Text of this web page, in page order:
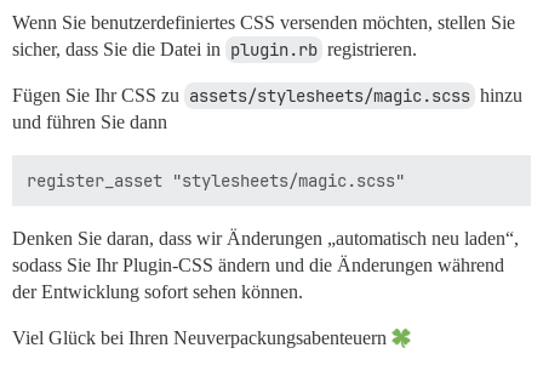
Wenn Sie benutzerdefiniertes CSS versenden möchten, stellen Sie
sicher, dass Sie die Datei in plugin.rb registrieren.
Fügen Sie Ihr CSS zu assets/stylesheets/magic.scss hinzu
und führen Sie dann
Denken Sie daran, dass wir Änderungen „automatisch neu laden“,
sodass Sie Ihr Plugin-CSS ändern und die Änderungen während
der Entwicklung sofort sehen können.
Viel Glück bei Ihren Neuverpackungsabenteuern